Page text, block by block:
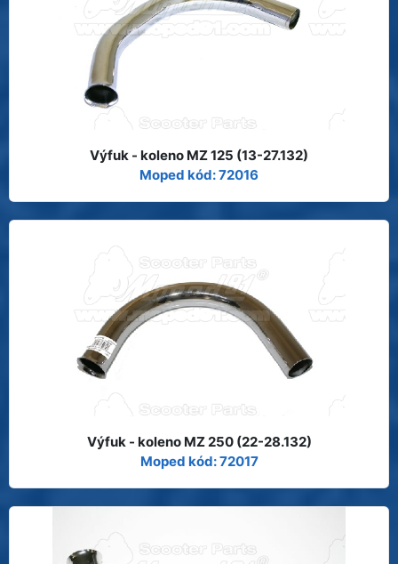
Výfuk - koleno MZ 125 (13-27.132)
Moped kód: 72016
Výfuk - koleno MZ 250 (22-28.132)
Moped kód: 72017